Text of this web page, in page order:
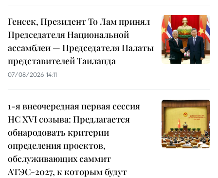
Генсек, Президент То Лам принял
Председателя Национальной
ассамблеи — Председателя Палаты
представителей Таиланда
07/08/2026 14:11
1-я внеочередная первая сессия
НС XVI созыва: Предлагается
обнародовать критерии
определения проектов,
обслуживающих саммит
АТЭС-2027, к которым будут